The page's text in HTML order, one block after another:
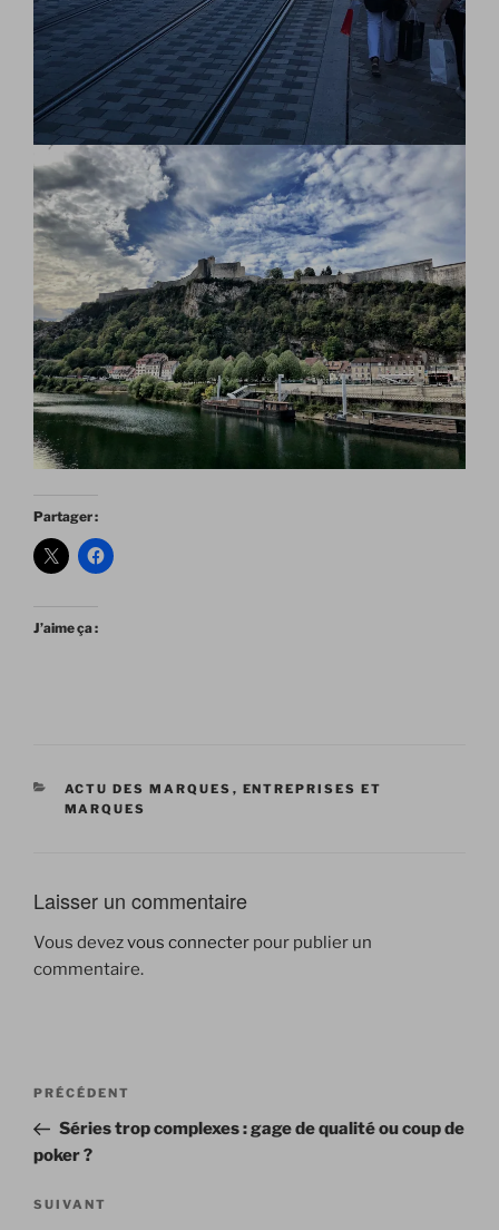
Partager :
J’aime ça :
CATÉGORIES
ACTU DES MARQUES , ENTREPRISES ET
MARQUES
Laisser un commentaire
Vous devezvous connecter pour publier un
commentaire.
Navigation
l’article
Article
précédent
PRÉCÉDENT
Séries trop complexes : gage de qualité ou coup de
poker ?
Article
SUIVANT